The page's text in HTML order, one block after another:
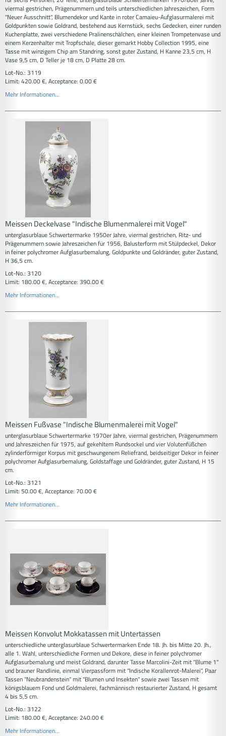
viermal gestrichen, Prägenummern und teils unterschiedlichen Jahreszeichen, Form
"Neuer Ausschnitt", Blumendekor und Kante in roter Camaieu-Aufglasurmalerei mit
Goldpunkten sowie Goldrand, bestehend aus Kernstück, sechs Gedecken, einer runden
Kuchenplatte, zwei verschiedene Pralinenschälchen, einer kleinen Trompetenvase und
einem Kerzenhalter mit Tropfschale, dieser gemarkt Hobby Collection 1995, eine
Tasse mit winzigem Chip am Standring, sonst guter Zustand, H Kanne 23,5 cm, H
Vase 9,5 cm, D Teller je 18 cm, D Platte 28 cm.
Lot-No.: 3119
Limit: 420.00 €, Acceptance: 0.00 €
Mehr Informationen...
Meissen Deckelvase "Indische Blumenmalerei mit Vogel"
unterglasurblaue Schwertermarke 1950er Jahre, viermal gestrichen, Ritz- und
Prägenummern sowie Jahreszeichen für 1956, Balusterform mit Stülpdeckel, Dekor
in feiner polychromer Aufglasurbemalung, Goldpunkte und Goldränder, guter Zustand,
H 36,5 cm.
Lot-No.: 3120
Limit: 180.00 €, Acceptance: 390.00 €
Mehr Informationen...
Meissen Fußvase "Indische Blumenmalerei mit Vogel"
unterglasurblaue Schwertermarke 1970er Jahre, viermal gestrichen, Prägenummern
und Jahreszeichen für 1975, auf gekehltem Rundsockel und vier Volutenfüßchen
zylinderförmiger Korpus mit geschwungenem Reliefrand, beidseitiger Dekor in feiner
polychromer Aufglasurbemalung, Goldstaffage und Goldränder, guter Zustand, H 15
cm.
Lot-No.: 3121
Limit: 50.00 €, Acceptance: 70.00 €
Mehr Informationen...
Meissen Konvolut Mokkatassen mit Untertassen
unterschiedliche unterglasurblaue Schwertermarken Ende 18. Jh. bis Mitte 20. Jh.,
alle 1. Wahl, unterschiedliche Formen und Dekore, diese in feiner polychromer
Aufglasurbemalung und meist Goldrand, darunter Tasse Marcolini-Zeit mit "Blume 1"
und brauner Randlinie, einmal Vierpassform mit "Indische Korallenrot-Malerei", Paar
Tassen "Neubrandenstein" mit "Blumen und Insekten" sowie zwei Tassen mit
königsblauem Fond und Goldmalerei, fachmännisch restaurierter Zustand, H gesamt
4 bis 5,5 cm.
Lot-No.: 3122
Limit: 180.00 €, Acceptance: 240.00 €
Mehr Informationen...